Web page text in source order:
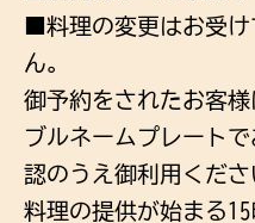
■料理の変更はお受
ん。
御予約をされたお客様
ブルネームプレート
認のうえ御利用くださ
料理の提供が始まる